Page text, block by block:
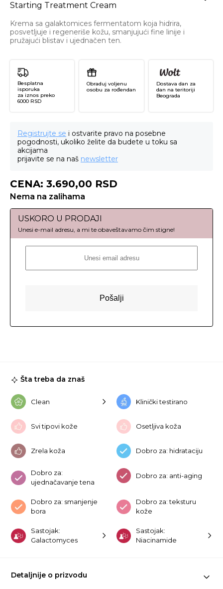
Starting Treatment Cream
Krema sa galaktomices fermentatom koja hidrira,
posvetljuje i regeneriše kožu, smanjujući fine linije i
pružajući blistav i ujednačen ten.
Besplatna
isporuka
za iznos preko
6000 RSD
Obraduj voljenu
osobu za rođendan
Dostava dan za
dan na teritoriji
Beograda
Registrujte se i ostvarite pravo na posebne
pogodnosti, ukoliko želite da budete u toku sa
akcijama
prijavite se na naš newsletter
CENA: 3.690,00 RSD
Nema na zalihama
USKORO U PRODAJI
Šta treba da znaš
Clean Klinički testirano
Svi tipovi kože Osetljiva koža
Zrela koža Dobro za: hidrataciju
Dobro za:
ujednačavanje tena
Dobro za: anti-aging
Dobro za: smanjenje
bora
Dobro za: teksturu
kože
Sastojak:
Galactomyces
Sastojak:
Niacinamide
Detaljnije o prizvodu